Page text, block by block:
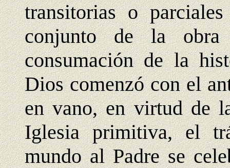
transitorias o
conjunto de la
consumación de la
Dios comenzó con el
en vano, en virtud de
Iglesia primitiva, el
mundo al Padre se